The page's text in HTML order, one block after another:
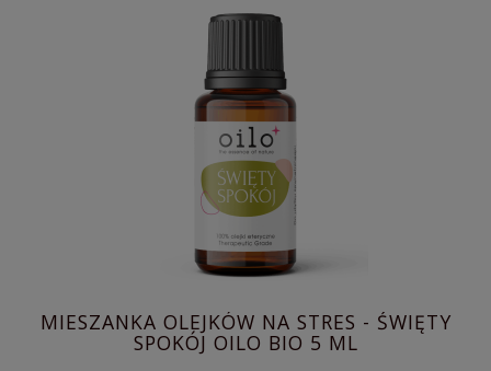
MIESZANKA OLEJKÓW NA STRES - ŚWIĘTY
SPOKÓJ OILO BIO 5 ML